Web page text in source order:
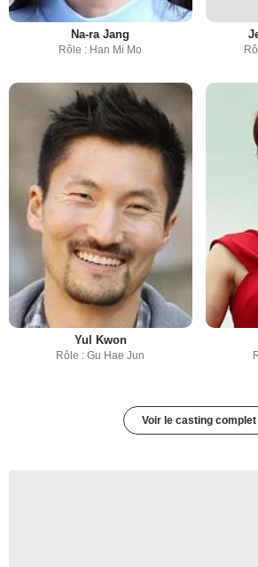
Na-ra Jang
Rôle : Han Mi Mo
Yul Kwon
Rôle : Gu Hae Jun
Voir le casting complet